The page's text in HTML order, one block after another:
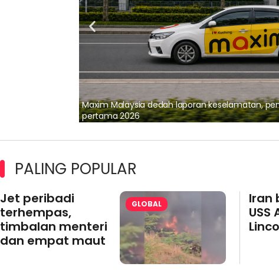
Maxim Malaysia dedah laporan keselamatan,
pertama 2026
PALING POPULAR
Jet peribadi
terhempas,
timbalan menteri
dan empat maut
GLOBAL
Iran